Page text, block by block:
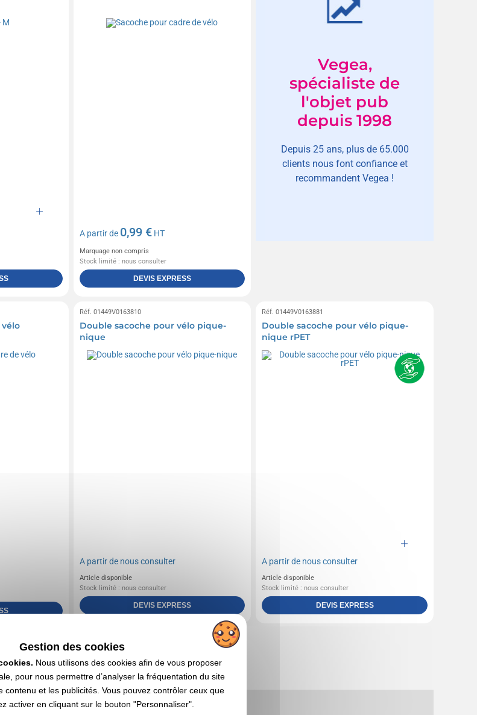
A partir de 0,99 €HT
Marquage non compris
Stock limité : nous consulter
DEVIS EXPRESS
Vegea,
spécialiste de
l'objet pub
depuis 1998
Depuis 25 ans, plus de 65.000
clients nous font confiance et
recommandent Vegea !
Réf. 01449V0163810
Double sacoche pour vélo pique-
nique
A partir de nous consulter
Article disponible
Stock limité : nous consulter
DEVIS EXPRESS
Réf. 01449V0163881
Double sacoche pour vélo pique-
nique rPET
A partir de nous consulter
Article disponible
Stock limité : nous consulter
DEVIS EXPRESS
Gestion des cookies
Nous utilisons des cookies afin de vous proposer
pour nous permettre d’analyser la fréquentation du site
contenu et les publicités. Vous pouvez contrôler ceux que
activer en cliquant sur le bouton "Personnaliser".